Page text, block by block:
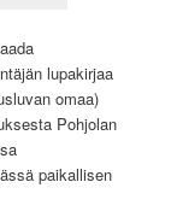
lupakirjaa
omaa)
Pohjolan
paikallisen